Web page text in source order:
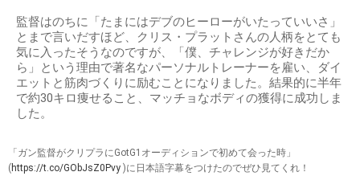
監督はのちに「たまにはデブのヒーローがいたっていいさ」
とまで言いだすほど、クリス・プラットさんの人柄をとても
気に入ったそうなのですが、「僕、チャレンジが好きだか
ら」という理由で著名なパーソナルトレーナーを雇い、ダイ
エットと筋肉づくりに励むことになりました。結果的に半年
で約30キロ痩せること、マッチョなボディの獲得に成功しま
した。
「ガン監督がクリプラにGotG1オーディションで初めて会った時」
(https://t.co/GObJsZ0Pvy )に日本語字幕をつけたのでぜひ見てくれ！